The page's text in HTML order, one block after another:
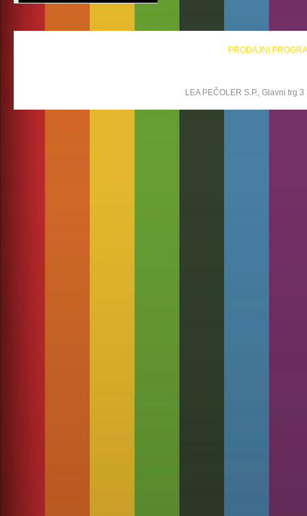
PRODAJNI
LEA PEČOLER S.P., Glavni trg